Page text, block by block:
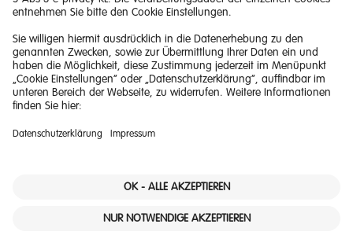
Impressum
Barrierefreiheitserklärung
Datenschutzerklärung